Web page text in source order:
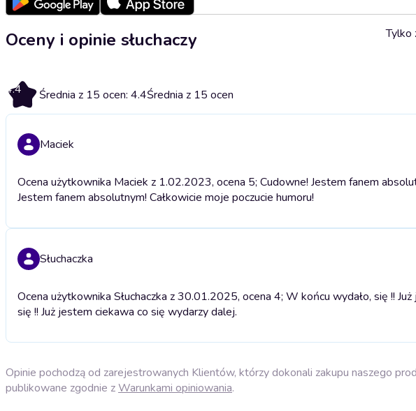
Oceny i opinie słuchaczy
4.4 Średnia z 15 ocen: 4.4Średnia z 15 ocen
Tylko
Maciek
Ocena użytkownika Maciek z 1.02.2023, ocena 5; Cudowne! Jestem fanem
Jestem fanem absolutnym! Całkowicie moje poczucie humoru!
Słuchaczka
Ocena użytkownika Słuchaczka z 30.01.2025, ocena 4; W końcu wydało, się !!
się !! Już jestem ciekawa co się wydarzy dalej.
Opinie pochodzą od zarejestrowanych Klientów, którzy dokonali zakupu naszego
publikowane zgodnie zWarunkami opiniowania.